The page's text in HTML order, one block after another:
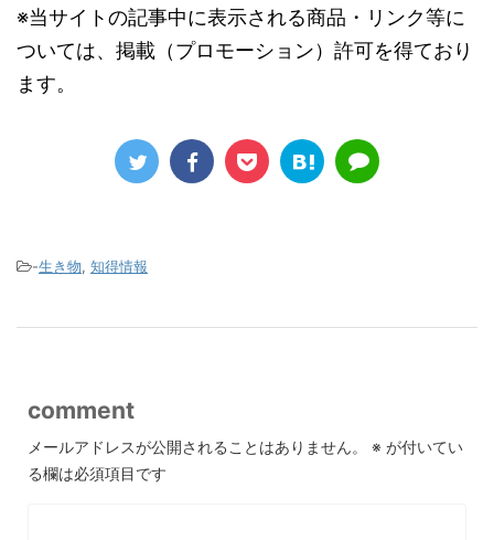
※当サイトの記事中に表示される商品・リンク等に
ついては、掲載（プロモーション）許可を得ており
ます。
-生き物, 知得情報
comment
メールアドレスが公開されることはありません。 ※ が付いてい
る欄は必須項目です